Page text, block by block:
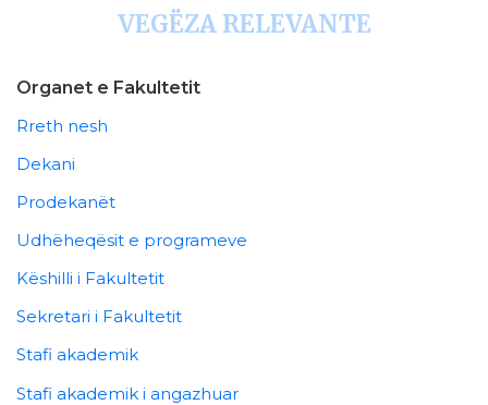
VEGËZA RELEVANTE
Organet e Fakultetit
Rreth nesh
Dekani
Prodekanët
Udhëheqësit e programeve
Këshilli i Fakultetit
Sekretari i Fakultetit
Stafi akademik
Stafi akademik i angazhuar